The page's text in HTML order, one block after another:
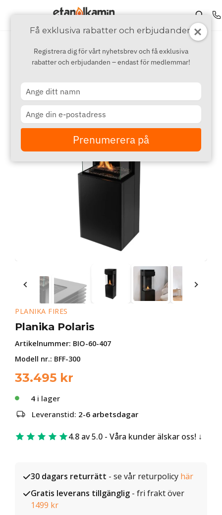
Få exklusiva rabatter och erbjudanden
Registrera dig för vårt nyhetsbrev och få exklusiva
rabatter och erbjudanden – endast för medlemmar!
Type
your
name
Type
your
email
Prenumerera på
PLANIKA FIRES
Planika Polaris
Artikelnummer: BIO-60-407
Modell nr.: BFF-300
33.495 kr
4 i lager
Leveranstid: 2-6 arbetsdagar
4.8 av 5.0 - Våra kunder älskar oss!
30 dagars returrätt - se vår returpolicy här
Gratis leverans tillgänglig - fri frakt över
1499 kr